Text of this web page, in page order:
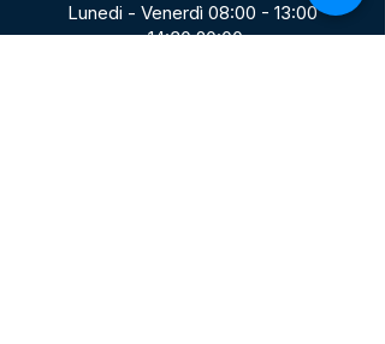
Lunedi - Venerdì 08:00 - 13:00
14:30 20:00